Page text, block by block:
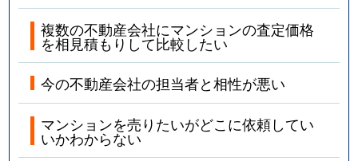
複数の不動産会社にマンションの査定価格
を相見積もりして比較したい
今の不動産会社の担当者と相性が悪い
マンションを売りたいがどこに依頼してい
いかわからない